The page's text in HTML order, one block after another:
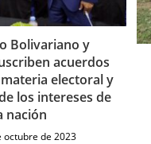
Bolivariano y
acuerdos
electoral y
los intereses de
nación
octubre de 2023